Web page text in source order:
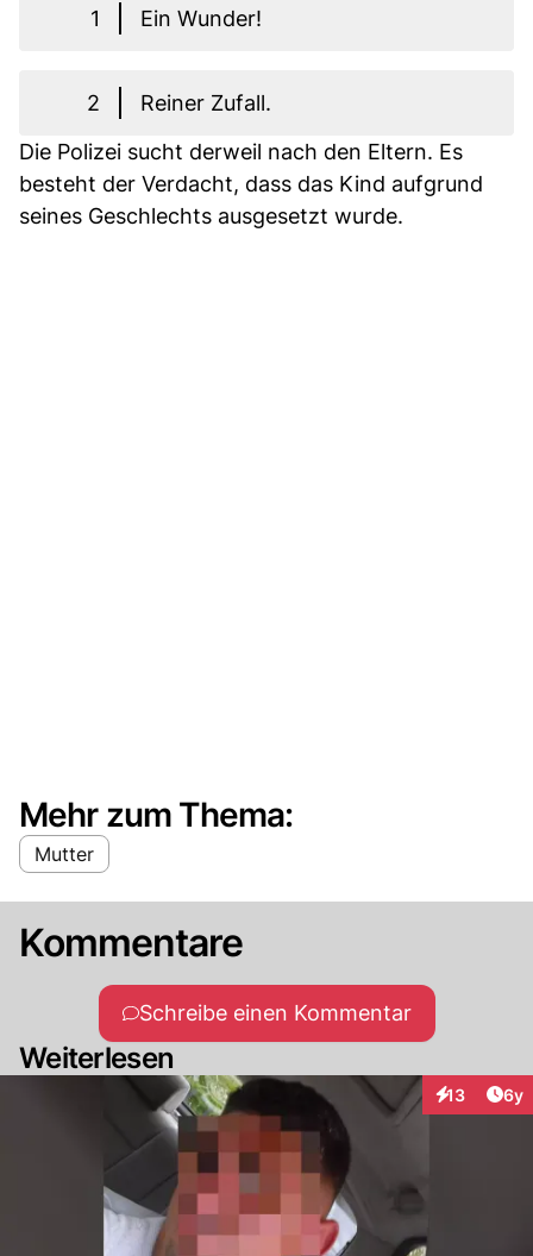
1 Ein Wunder!
2
Reiner Zufall.
Die Polizei sucht derweil nach den Eltern. Es
besteht der Verdacht, dass das Kind aufgrund
seines Geschlechts ausgesetzt wurde.
Mehr zum Thema:
Mutter
Kommentare
Schreibe einen Kommentar
Weiterlesen
13 6y